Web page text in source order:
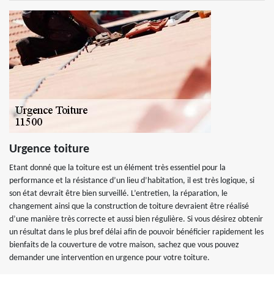
Urgence toiture
Etant donné que la toiture est un élément très essentiel pour la
performance et la résistance d’un lieu d’habitation, il est très logique, si
son état devrait être bien surveillé. L’entretien, la réparation, le
changement ainsi que la construction de toiture devraient être réalisé
d’une manière très correcte et aussi bien régulière. Si vous désirez obtenir
un résultat dans le plus bref délai afin de pouvoir bénéficier rapidement les
bienfaits de la couverture de votre maison, sachez que vous pouvez
demander une intervention en urgence pour votre toiture.